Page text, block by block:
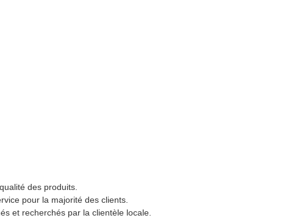
des produits.
pour la majorité des clients.
et recherchés par la clientèle locale.